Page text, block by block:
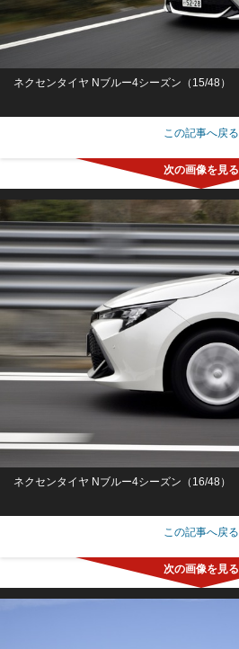
ネクセンタイヤ Nブルー4シーズン（15/48）
この記事へ戻る
ネクセンタイヤ Nブルー4シーズン（16/48）
この記事へ戻る